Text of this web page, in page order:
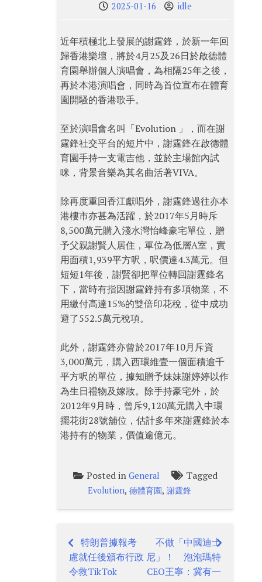
2025-01-16 idle
近年積極北上發展的謝霆鋒，於新一年回
歸香港樂壇，將於4月25及26日於啟德體
育園舉辦個人演唱會，為相隔25年之後，
再於本港演唱會，同時為首位宣布在體育
園開騷的香港歌手。
至於演唱會名叫「Evolution 」，而在謝
霆鋒社交平台的短片中，謝霆鋒在啟德體
育園手持一支電吉他，並於主場館內試
咪，背景音樂為其名曲活著VIVA。
除再度重回香江獻唱外，謝霆鋒過往亦本
港樓市亦甚為活躍，於2017年5月時斥
8,500萬元購入淺水灣怡峰豪宅單位，贈
予父親謝賢人居住，單位為低層A室，實
用面積1,939平方呎，呎價達4.3萬元。但
短短1年後，謝賢卻把單位轉回謝霆鋒名
下，當時有指因謝霆鋒持有多項物業，不
用繳付高達15%的雙倍印花稅，從中成功
避了552.5萬元稅項。
此外，謝霆鋒亦曾於2017年10月斥資
3,000萬元，購入西環維壹一個面積逾千
平方呎的單位，據知贈予妹妹謝婷婷以作
為生日禮物及嫁妝。除手持豪宅外，於
2012年9月時，曾斥9,120萬元購入中環
擺花街28號舖位，估計多年來謝霆鋒於本
港持有的物業，價值逾億元。
Posted in General Tagged
Evolution, 德體育園, 謝霆鋒
Post
navigation
特朗普據報考
慮就任後頒布行政
令救TikTok
不做「中國迪士
尼」！ 泡泡瑪特
CEO王寧：冀有一